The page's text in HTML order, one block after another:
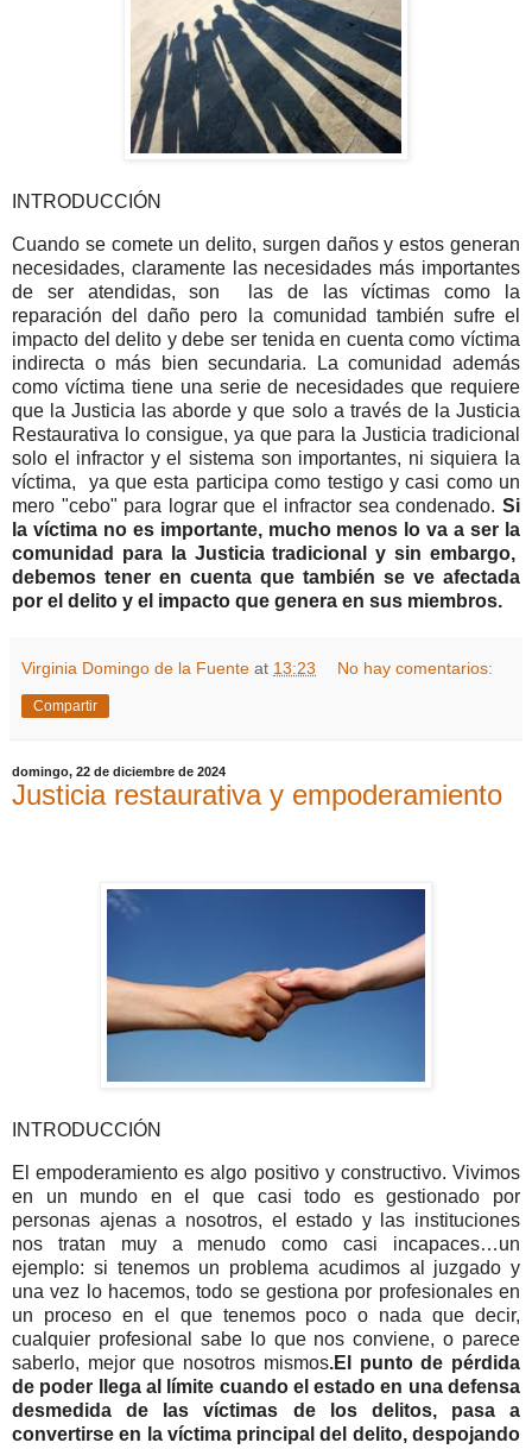
INTRODUCCIÓN
Cuando se comete un delito, surgen daños y estos generan
necesidades, claramente las necesidades más importantes
de ser atendidas, son las de las víctimas como la
reparación del daño pero la comunidad también sufre el
impacto del delito y debe ser tenida en cuenta como víctima
indirecta o más bien secundaria. La comunidad además
como víctima tiene una serie de necesidades que requiere
que la Justicia las aborde y que solo a través de la Justicia
Restaurativa lo consigue, ya que para la Justicia tradicional
solo el infractor y el sistema son importantes, ni siquiera la
víctima, ya que esta participa como testigo y casi como un
mero "cebo" para lograr que el infractor sea condenado. Si
la víctima no es importante, mucho menos lo va a ser la
comunidad para la Justicia tradicional y sin embargo,
debemos tener en cuenta que también se ve afectada
por el delito y el impacto que genera en sus miembros.
Virginia Domingo de la Fuente at 13:23 No hay comentarios:
Compartir
domingo, 22 de diciembre de 2024
Justicia restaurativa y empoderamiento
INTRODUCCIÓN
El empoderamiento es algo positivo y constructivo. Vivimos
en un mundo en el que casi todo es gestionado por
personas ajenas a nosotros, el estado y las instituciones
nos tratan muy a menudo como casi incapaces…un
ejemplo: si tenemos un problema acudimos al juzgado y
una vez lo hacemos, todo se gestiona por profesionales en
un proceso en el que tenemos poco o nada que decir,
cualquier profesional sabe lo que nos conviene, o parece
saberlo, mejor que nosotros mismos.El punto de pérdida
de poder llega al límite cuando el estado en una defensa
desmedida de las víctimas de los delitos, pasa a
convertirse en la víctima principal del delito, despojando